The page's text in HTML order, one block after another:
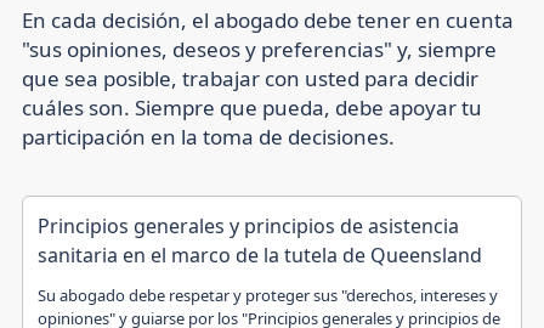
En cada decisión, el abogado debe tener en cuenta
"sus opiniones, deseos y preferencias" y, siempre
que sea posible, trabajar con usted para decidir
cuáles son. Siempre que pueda, debe apoyar tu
participación en la toma de decisiones.
Principios generales y principios de asistencia
sanitaria en el marco de la tutela de Queensland
Su abogado debe respetar y proteger sus "derechos, intereses y
opiniones" y guiarse por los "Principios generales y principios de